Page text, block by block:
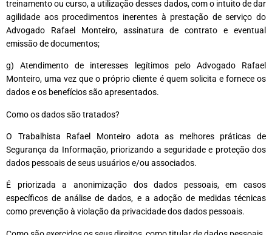
treinamento ou curso, a utilização desses dados, com o intuito de dar
agilidade aos procedimentos inerentes à prestação de serviço do
Advogado Rafael Monteiro, assinatura de contrato e eventual
emissão de documentos;
g) Atendimento de interesses legítimos pelo Advogado Rafael
Monteiro, uma vez que o próprio cliente é quem solicita e fornece os
dados e os benefícios são apresentados.
Como os dados são tratados?
O Trabalhista Rafael Monteiro adota as melhores práticas de
Segurança da Informação, priorizando a seguridade e proteção dos
dados pessoais de seus usuários e/ou associados.
É priorizada a anonimização dos dados pessoais, em casos
específicos de análise de dados, e a adoção de medidas técnicas
como prevenção à violação da privacidade dos dados pessoais.